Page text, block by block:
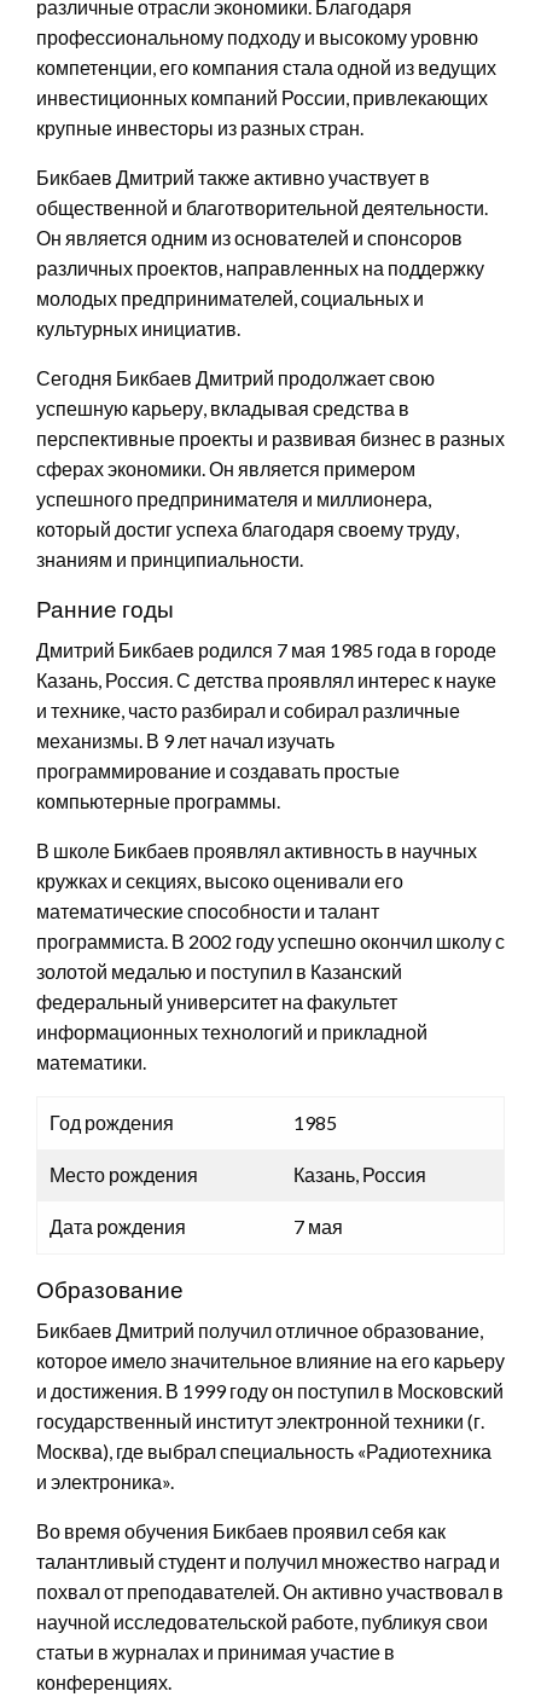
различные отрасли экономики. Благодаря
профессиональному подходу и высокому уровню
компетенции, его компания стала одной из ведущих
инвестиционных компаний России, привлекающих
крупные инвесторы из разных стран.
Бикбаев Дмитрий также активно участвует в
общественной и благотворительной деятельности.
Он является одним из основателей и спонсоров
различных проектов, направленных на поддержку
молодых предпринимателей, социальных и
культурных инициатив.
Сегодня Бикбаев Дмитрий продолжает свою
успешную карьеру, вкладывая средства в
перспективные проекты и развивая бизнес в разных
сферах экономики. Он является примером
успешного предпринимателя и миллионера,
который достиг успеха благодаря своему труду,
знаниям и принципиальности.
Ранние годы
Дмитрий Бикбаев родился 7 мая 1985 года в городе
Казань, Россия. С детства проявлял интерес к науке
и технике, часто разбирал и собирал различные
механизмы. В 9 лет начал изучать
программирование и создавать простые
компьютерные программы.
В школе Бикбаев проявлял активность в научных
кружках и секциях, высоко оценивали его
математические способности и талант
программиста. В 2002 году успешно окончил школу с
золотой медалью и поступил в Казанский
федеральный университет на факультет
информационных технологий и прикладной
математики.
Год рождения 1985
Место рождения Казань, Россия
Дата рождения 7 мая
Образование
Бикбаев Дмитрий получил отличное образование,
которое имело значительное влияние на его карьеру
и достижения. В 1999 году он поступил в Московский
государственный институт электронной техники (г.
Москва), где выбрал специальность «Радиотехника
и электроника».
Во время обучения Бикбаев проявил себя как
талантливый студент и получил множество наград и
похвал от преподавателей. Он активно участвовал в
научной исследовательской работе, публикуя свои
статьи в журналах и принимая участие в
конференциях.